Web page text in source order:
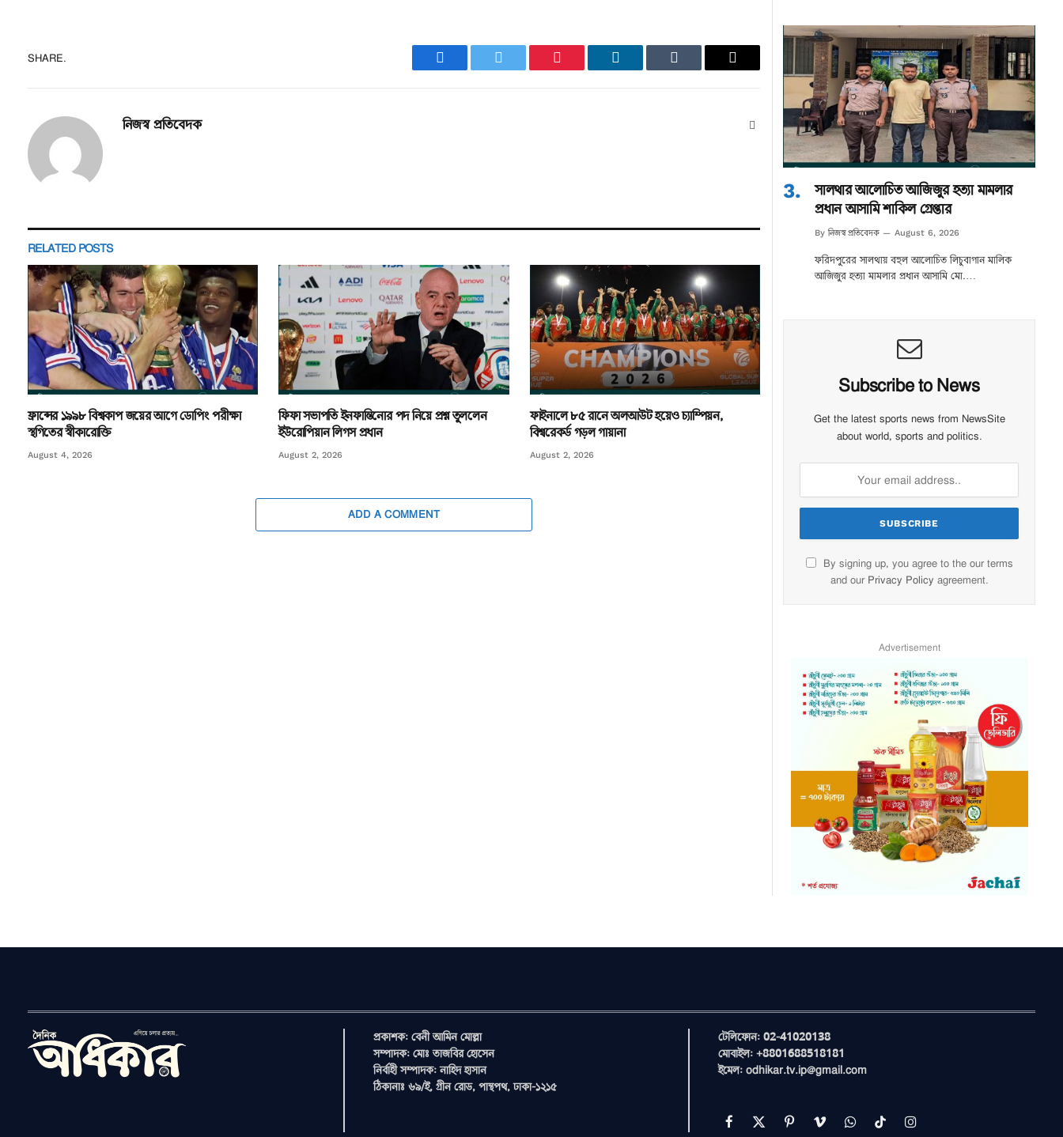
SHARE.
FacebookTwitter PinterestLinkedIn Tumblr Email
নিজস্ব প্রতিবেদক Website
RELATED POSTS
ফ্রান্সের ১৯৯৮ বিশ্বকাপ জয়ের আগে ডোপিং পরীক্ষা
স্থগিতের স্বীকারোক্তি
August 4, 2026
ফিফা সভাপতি ইনফান্তিনোর পদ নিয়ে প্রশ্ন তুললেন
ইউরোপিয়ান লিগস প্রধান
August 2, 2026
ফাইনালে ৮৫ রানে অলআউট হয়েও চ্যাম্পিয়ন,
বিশ্বরেকর্ড গড়ল গায়ানা
August 2, 2026
ADD A COMMENT
সালথার আলোচিত আজিজুর হত্যা মামলার
প্রধান আসামি শাকিল গ্রেপ্তার
By নিজস্ব প্রতিবেদক August 6, 2026
ফরিদপুরের সালথায় বহুল আলোচিত লিচুবাগান মালিক
আজিজুর হত্যা মামলার প্রধান আসামি মো.…
Subscribe to News
Get the latest sports news from NewsSite
about world, sports and politics.
By signing up, you agree to the our terms
and our Privacy Policy agreement.
Advertisement
প্রকাশক: বেনী আমিন মোল্লা
সম্পাদক: মোঃ তাজবির হোসেন
নির্বাহী সম্পাদক: নাহিদ হাসান
ঠিকানাঃ ৬৯/ই, গ্রীন রোড, পান্থপথ, ঢাকা-১২১৫
টেলিফোন: 02-41020138
মোবাইল: +8801688518181
ইমেল: odhikar.tv.ip@gmail.com
Facebook
X PinterestVimeoWhatsAppTikTokInstagram